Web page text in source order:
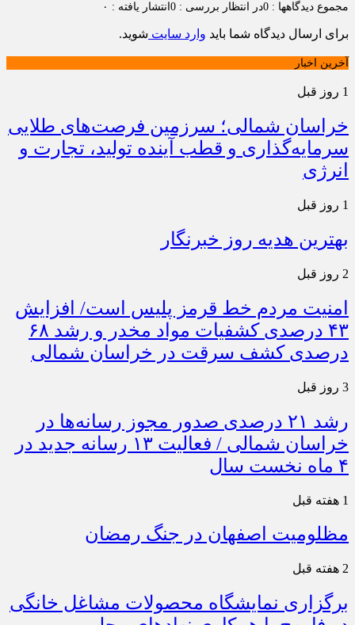
مجموع دیدگاهها : 0 در انتظار بررسی : 0 انتشار یافته : ۰
برای ارسال دیدگاه شما باید وارد سایت شوید.
آخرین اخبار
1 روز قبل
خراسان شمالی؛ سرزمین فرصت‌های طلایی
سرمایه‌گذاری و قطب آینده تولید، تجارت و
انرژی
1 روز قبل
بهترین هدیه روز خبرنگار
2 روز قبل
امنیت مردم خط قرمز پلیس است/ افزایش
۴۳ درصدی کشفیات مواد مخدر و رشد ۶۸
درصدی کشف سرقت در خراسان شمالی
3 روز قبل
رشد ۲۱ درصدی صدور مجوز رسانه‌ها در
خراسان شمالی / فعالیت ۱۳ رسانه جدید در
۴ ماه نخست سال
1 هفته قبل
مظلومیت اصفهان در جنگ رمضان
2 هفته قبل
برگزاری نمایشگاه محصولات مشاغل خانگی